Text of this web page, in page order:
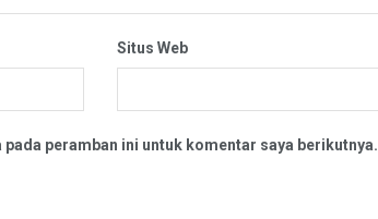
Situs Web
peramban ini untuk komentar saya berikutnya.